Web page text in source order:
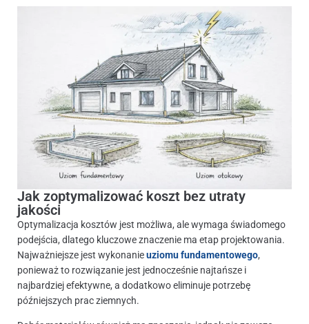
Jak zoptymalizować koszt bez utraty
jakości
Optymalizacja kosztów jest możliwa, ale wymaga świadomego
podejścia, dlatego kluczowe znaczenie ma etap projektowania.
Najważniejsze jest wykonanieuziomu fundamentowego,
ponieważ to rozwiązanie jest jednocześnie najtańsze i
najbardziej efektywne, a dodatkowo eliminuje potrzebę
późniejszych prac ziemnych.